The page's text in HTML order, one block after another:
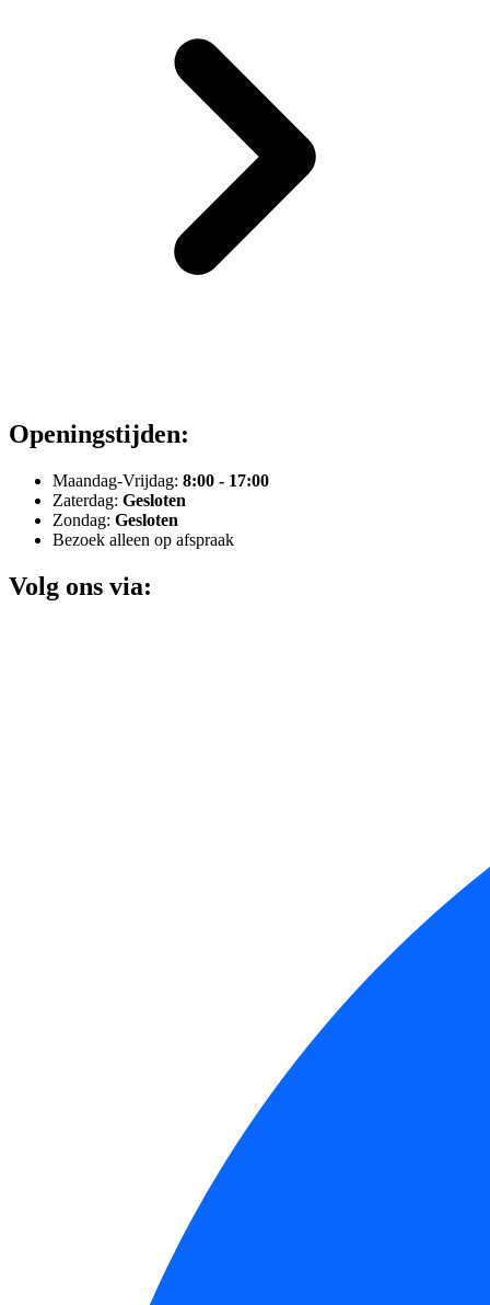
Openingstijden:
Maandag-Vrijdag: 8:00 - 17:00
Zaterdag: Gesloten
Zondag: Gesloten
Bezoek alleen op afspraak
Volg ons via: